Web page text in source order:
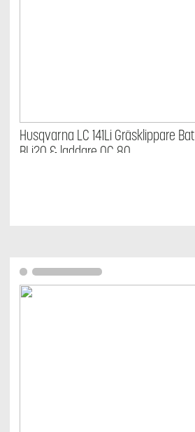
Husqvarna LC 141Li Gräsklippare
BLi20 & laddare QC 80